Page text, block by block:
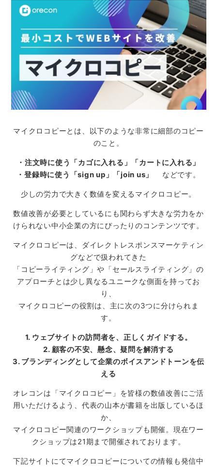
マイクロコピーとは、以下のような非常に細部のコピー
のこと。
・注文時に使う「カゴに入れる」「カートに入れる」
・登録時に使う「sign up」「join us」 などです。
少しの労力で大きく数値を変えるマイクロコピー。
数値改善が必要としているにも関わらず大きな労力をか
けられない中小企業の方にぴったりのコンテンツです。
マイクロコピーは、ダイレクトレスポンスマーケティン
グなどで扱われてきた
「コピーライティング」や「セールスライティング」の
アプローチとは少し異なるユニークな側面を持ってお
り、
マイクロコピーの役割は、主に次の3つに分けられま
す。
1. ウェブサイトの訪問者を、正しくガイドする。
2. 顧客の不安、懸念、疑問を解消する
3. ブランディングとして企業のボイスアンドトーンを伝
える
オレコンは「マイクロコピー」を皆様の数値改善にご活
用いただけるよう、代表の山本が書籍を出版しているほ
か、
マイクロコピー関連のワークショップも開催。現在ワー
クショップは21期まで開催されております。
下記サイトにてマイクロコピーについての情報も発信中